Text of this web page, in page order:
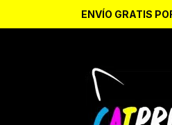
ENVÍO GRATIS